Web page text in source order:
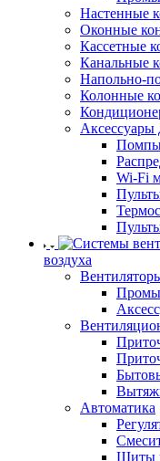
Настенные
Оконные
Кассетные
Канальные
Напольно-
Колонные
Аксессуары
Помпы
Wi-Fi
воздуха
Автоматика
Щиты